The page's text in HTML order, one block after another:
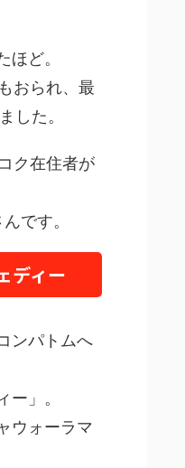
ど。
おられ、最
した。
ク在住者が
です。
ディー
ンパトムへ
」。
ウォーラマ